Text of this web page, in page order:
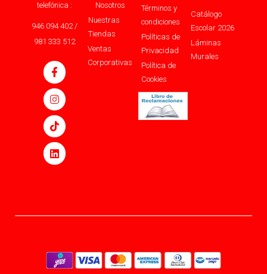
telefónica :
946 094 402 /
981 333 512
Nosotros
Nuestras
Tiendas
Ventas
Corporativas
Términos y
condiciones
Políticas de
Privacidad
Política de
Cookies
Catálogo
Escolar 2026
Láminas
Murales